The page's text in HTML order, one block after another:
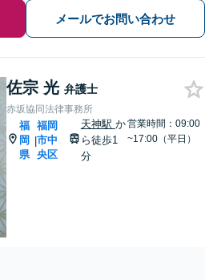
メールでお問い合わせ
佐宗 光 弁護士
赤坂協同法律事務所
福
岡
県
|
福岡
市中
央区
天神駅 か
ら徒歩1
分
営業時間：09:00
~17:00（平日）